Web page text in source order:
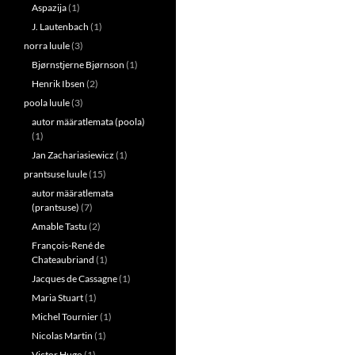
Aspazija(1)
J. Lautenbach (1)
norra luule(3)
Bjørnstjerne Bjørnson (1)
Henrik Ibsen (2)
poola luule(3)
autor määratlemata (poola)
(1)
Jan Zachariasiewicz (1)
prantsuse luule(15)
autor määratlemata
(prantsuse) (7)
Amable Tastu (2)
François-René de
Chateaubriand (1)
Jacques de Cassagne(1)
Maria Stuart(1)
Michel Tournier(1)
Nicolas Martin (1)